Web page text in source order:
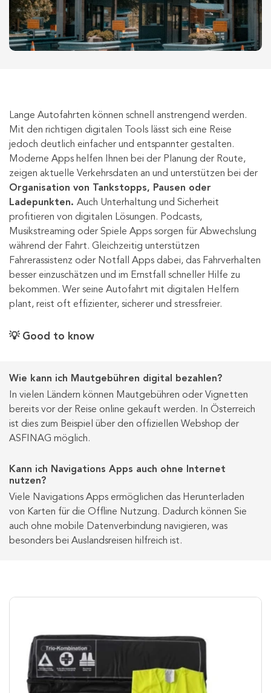
Lange Autofahrten können schnell anstrengend werden.
Mit den richtigen digitalen Tools lässt sich eine Reise
jedoch deutlich einfacher und entspannter gestalten.
Moderne Apps helfen Ihnen bei der Planung der Route,
zeigen aktuelle Verkehrsdaten an und unterstützen bei der
Organisation von Tankstopps, Pausen oder
Ladepunkten. Auch Unterhaltung und Sicherheit
profitieren von digitalen Lösungen. Podcasts,
Musikstreaming oder Spiele Apps sorgen für Abwechslung
während der Fahrt. Gleichzeitig unterstützen
Fahrerassistenz oder Notfall Apps dabei, das Fahrverhalten
besser einzuschätzen und im Ernstfall schneller Hilfe zu
bekommen. Wer seine Autofahrt mit digitalen Helfern
plant, reist oft effizienter, sicherer und stressfreier.
💡 Good to know
Wie kann ich Mautgebühren digital bezahlen?
In vielen Ländern können Mautgebühren oder Vignetten
bereits vor der Reise online gekauft werden. In Österreich
ist dies zum Beispiel über den offiziellen Webshop der
ASFINAG möglich.
Kann ich Navigations Apps auch ohne Internet
nutzen?
Viele Navigations Apps ermöglichen das Herunterladen
von Karten für die Offline Nutzung. Dadurch können Sie
auch ohne mobile Datenverbindung navigieren, was
besonders bei Auslandsreisen hilfreich ist.